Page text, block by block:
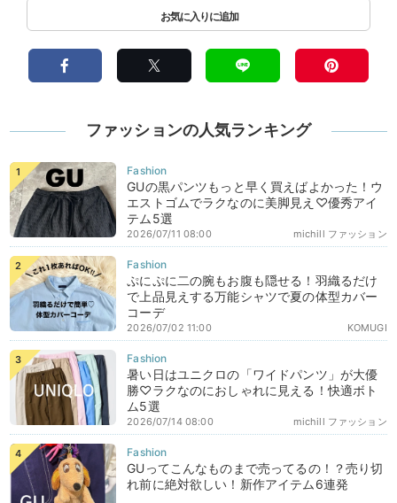
ファッションの人気ランキング
GUの黒パンツもっと早く買えばよかった！ウ
エストゴムでラクなのに美脚見え♡優秀アイ
テム5選
michill ファッション
2026/07/11 08:00
ぷにぷに二の腕もお腹も隠せる！羽織るだけ
で上品見えする万能シャツで夏の体型カバー
コーデ
KOMUGI
2026/07/02 11:00
暑い日はユニクロの「ワイドパンツ」が大優
勝♡ラクなのにおしゃれに見える！快適ボト
ム5選
michill ファッション
2026/07/14 08:00
GUってこんなものまで売ってるの！？売り切
れ前に絶対欲しい！新作アイテム6連発